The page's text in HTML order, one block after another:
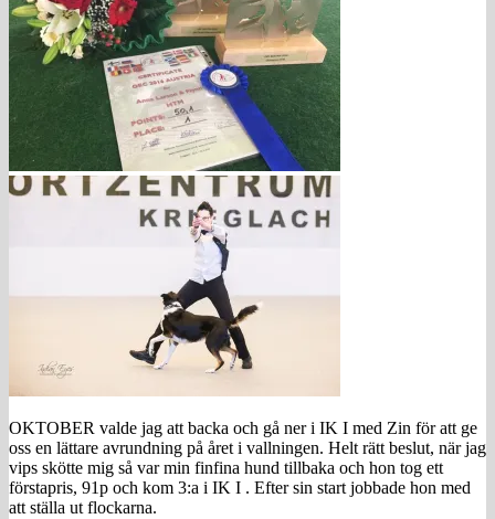
OKTOBER valde jag att backa och gå ner i IK I med Zin för att ge
oss en lättare avrundning på året i vallningen. Helt rätt beslut, när jag
vips skötte mig så var min finfina hund tillbaka och hon tog ett
förstapris, 91p och kom 3:a i IK I . Efter sin start jobbade hon med
att ställa ut flockarna.